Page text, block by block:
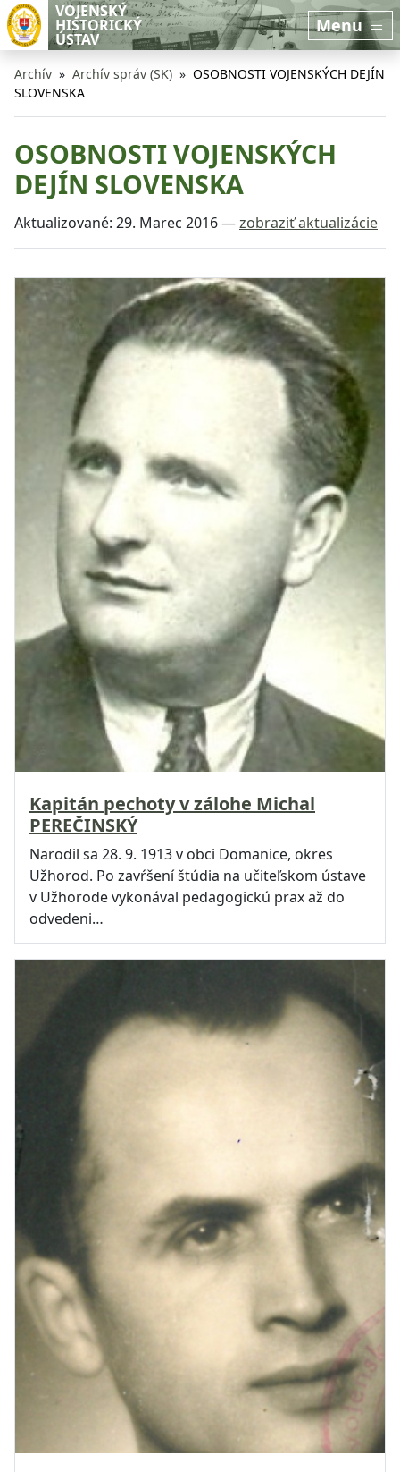
Preskočiť na hlavný obsah
Preskočiť na bočnú lištu
VOJENSKÝ
HISTORICKÝ
ÚSTAV
Menu
Archív Archív správ (SK)
OSOBNOSTI VOJENSKÝCH DEJÍN
SLOVENSKA
OSOBNOSTI VOJENSKÝCH
DEJÍN SLOVENSKA
Aktualizované: 29. Marec 2016—zobraziť aktualizácie
Kapitán pechoty v zálohe Michal
PEREČINSKÝ
Narodil sa 28. 9. 1913 v obci Domanice, okres
Užhorod. Po zavŕšení štúdia na učiteľskom ústave
v Užhorode vykonával pedagogickú prax až do
odvedeni…